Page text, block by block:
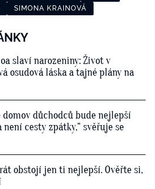
SIMONA KRAINOVÁ
slaví narozeniny: Život v
osudová láska a tajné plány na
domov důchodců bude nejlepší
cesty zpátky,“ svěřuje se
obstojí jen ti nejlepší. Ověřte si,